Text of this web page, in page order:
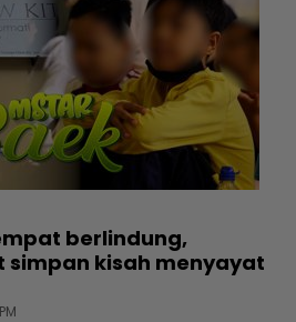
berlindung,
simpan kisah menyayat